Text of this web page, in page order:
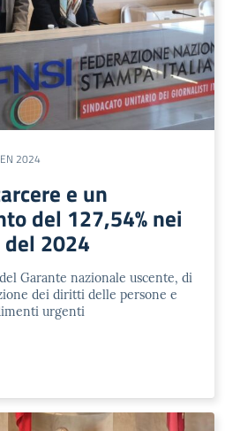
2024
e un
del 127,54% nei
2024
Garante nazionale uscente, di
dei diritti delle persone e
urgenti